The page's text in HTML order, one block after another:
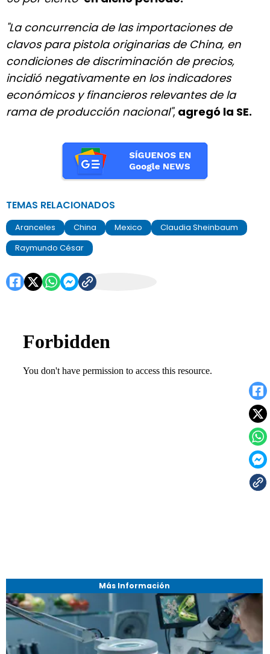
Más Información
"La concurrencia de las importaciones de
clavos para pistola originarias de China, en
condiciones de discriminación de precios,
incidió negativamente en los indicadores
económicos y financieros relevantes de la
rama de producción nacional", agregó la SE.
TEMAS RELACIONADOS
Aranceles China Mexico
Claudia Sheinbaum
Raymundo César